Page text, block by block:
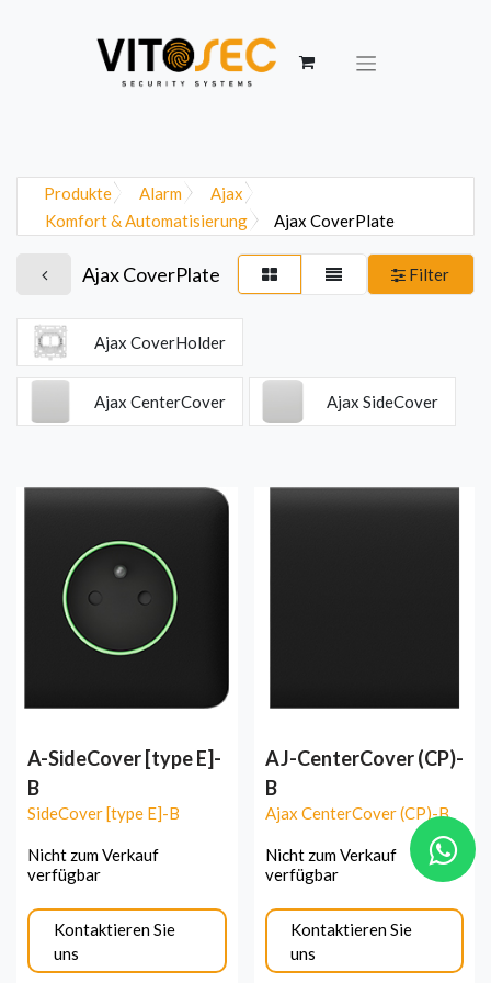
Produkte Alarm
Ajax
Komfort & Automatisierung
Ajax CoverPlate
Ajax CoverPlate Filter
Ajax CoverHolder
Ajax CenterCover Ajax SideCover
A-SideCover [type E]-
B
SideCover [type E]-B
Nicht zum Verkauf
verfügbar
Kontaktieren Sie
uns
AJ-CenterCover (CP)-
B
Ajax CenterCover (CP)-B
Nicht zum Verkauf
verfügbar
Kontaktieren Sie
uns